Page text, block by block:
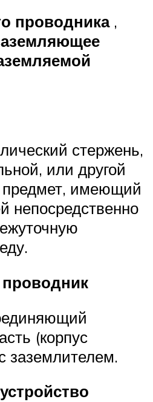
проводника,
стержень,
или другой
предмет, имеющий
непосредственно
(корпус
заземлителем.